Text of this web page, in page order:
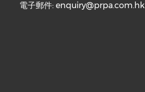
電子郵件:enquiry@prpa.com.hk